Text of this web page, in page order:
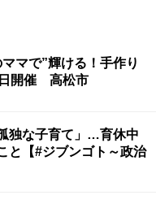
マで”輝ける！手作り
開催 高松市
独な子育て」…育休中
と【#ジブンゴト～政治